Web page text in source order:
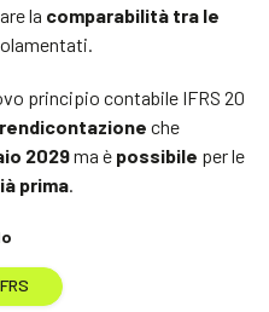
la comparabilità tra le
principio contabile IFRS 20
che
2029ma è possibile per le
prima.